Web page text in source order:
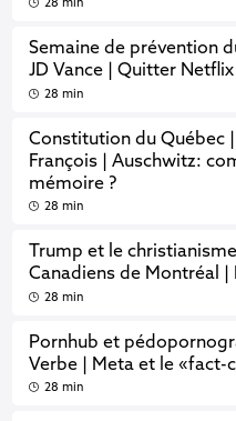
28 min
Semaine de prévention
JD Vance | Quitter
28 min
Constitution du Québec
François | Auschwitz:
mémoire ?
28 min
Trump et le
Canadiens de Montréal |
28 min
Pornhub et
Verbe | Meta et le «fact-
28 min